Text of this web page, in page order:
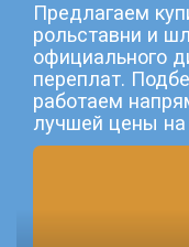
Предлагаем
рольставни и
официального
переплат.
работаем
лучшей цены на